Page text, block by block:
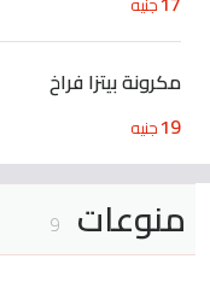
مكرونة بيتزا فراخ
19جنيه
منوعات 9